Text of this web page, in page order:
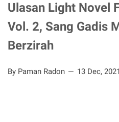
Ulasan Light Novel
Vol. 2, Sang Gadis
Berzirah
By Paman Radon 13 Dec, 2021